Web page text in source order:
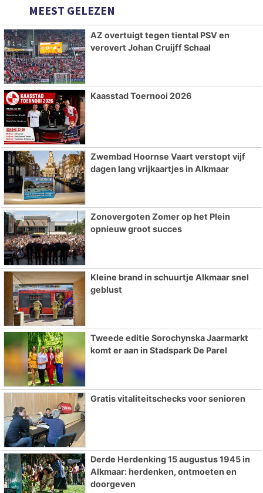
MEEST GELEZEN
AZ overtuigt tegen tiental PSV en
verovert Johan Cruijff Schaal
Kaasstad Toernooi 2026
Zwembad Hoornse Vaart verstopt vijf
dagen lang vrijkaartjes in Alkmaar
Zonovergoten Zomer op het Plein
opnieuw groot succes
Kleine brand in schuurtje Alkmaar snel
geblust
Tweede editie Sorochynska Jaarmarkt
komt er aan in Stadspark De Parel
Gratis vitaliteitschecks voor senioren
Derde Herdenking 15 augustus 1945 in
Alkmaar: herdenken, ontmoeten en
doorgeven